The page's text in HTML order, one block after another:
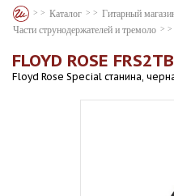
Каталог Гитарный
Части струнодержателей и тремоло
FLOYD ROSE
Floyd Rose Special станина,